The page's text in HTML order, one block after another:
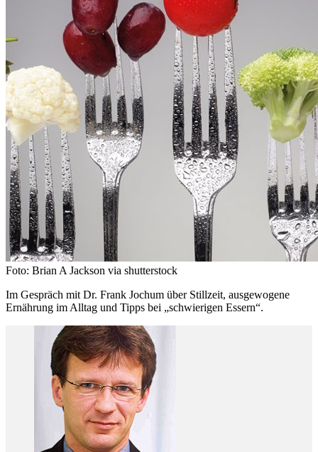
Foto: Brian A Jackson via shutterstock
Im Gespräch mit Dr. Frank Jochum über Stillzeit, ausgewogene
Ernährung im Alltag und Tipps bei „schwierigen Essern“.